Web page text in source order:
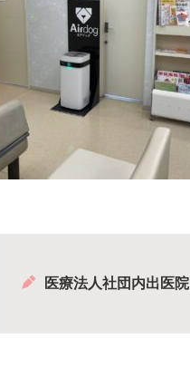
医療法人社団内出医院